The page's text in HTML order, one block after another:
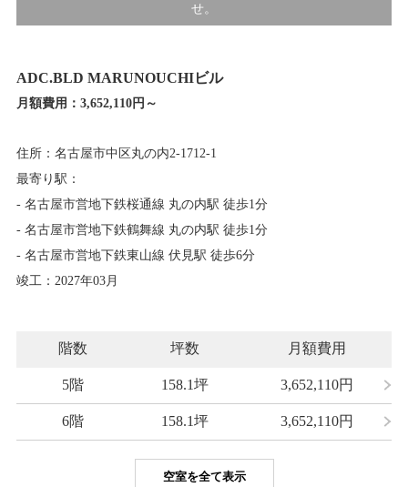
せ。
ADC.BLD MARUNOUCHIビル
月額費用： 3,652,110円～
住所：名古屋市中区丸の内2-1712-1
最寄り駅：
- 名古屋市営地下鉄桜通線 丸の内駅 徒歩1分
- 名古屋市営地下鉄鶴舞線 丸の内駅 徒歩1分
- 名古屋市営地下鉄東山線 伏見駅 徒歩6分
竣工：2027年03月
階数 坪数 月額費用
5階 158.1坪 3,652,110円
6階 158.1坪 3,652,110円
空室を全て表示